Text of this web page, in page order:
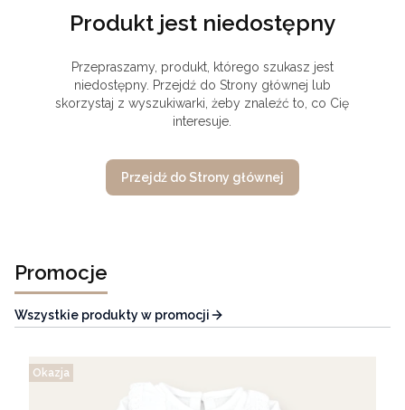
Produkt jest niedostępny
Przepraszamy, produkt, którego szukasz jest
niedostępny. Przejdź do Strony głównej lub
skorzystaj z wyszukiwarki, żeby znaleźć to, co Cię
interesuje.
Przejdź do Strony głównej
Promocje
Wszystkie produkty w promocji
Okazja